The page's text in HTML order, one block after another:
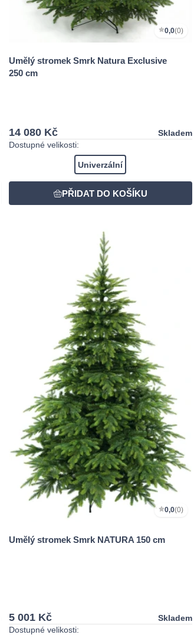
0,0(0)
Umělý stromek Smrk Natura Exclusive
250 cm
14 080 Kč
Skladem
Dostupné velikosti:
Univerzální
0,0(0)
Umělý stromek Smrk NATURA 150 cm
5 001 Kč
Skladem
Dostupné velikosti: